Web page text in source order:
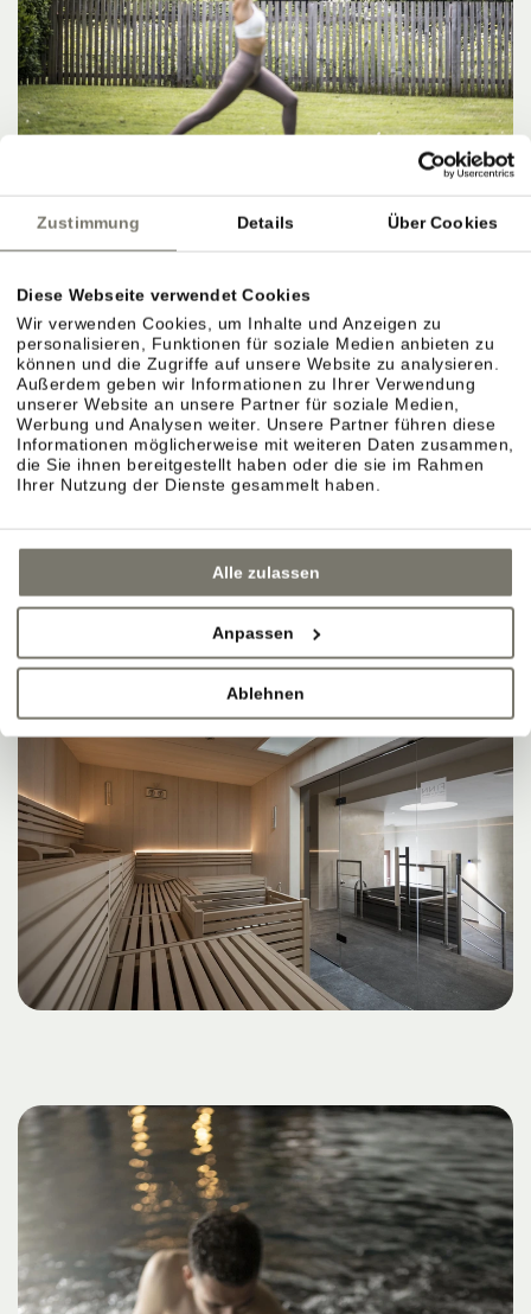
Zustimmung Details Über Cookies
Diese Webseite verwendet Cookies
Wir verwenden Cookies, um Inhalte und Anzeigen zu
personalisieren, Funktionen für soziale Medien anbieten zu
können und die Zugriffe auf unsere Website zu analysieren.
Außerdem geben wir Informationen zu Ihrer Verwendung
unserer Website an unsere Partner für soziale Medien,
Werbung und Analysen weiter. Unsere Partner führen diese
Informationen möglicherweise mit weiteren Daten zusammen,
die Sie ihnen bereitgestellt haben oder die sie im Rahmen
Ihrer Nutzung der Dienste gesammelt haben.
Alle zulassen
Anpassen
Ablehnen